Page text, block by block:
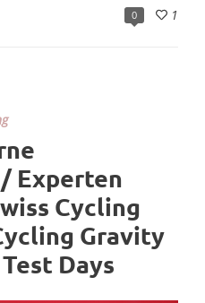
0 1
Experten
Cycling
Gravity
Days